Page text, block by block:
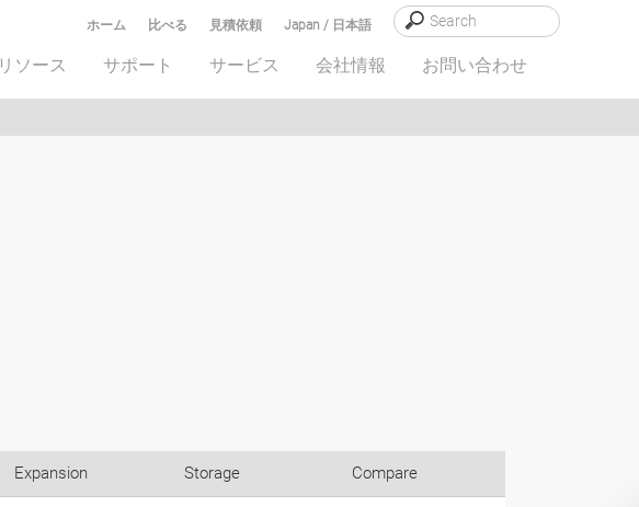
Japan / 日本語
見積依頼
比べる
ホーム
リソース サポート サービス 会社情報 お問い合わせ
Expansion Storage Compare